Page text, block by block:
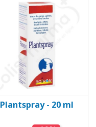
Plantspray - 20 ml